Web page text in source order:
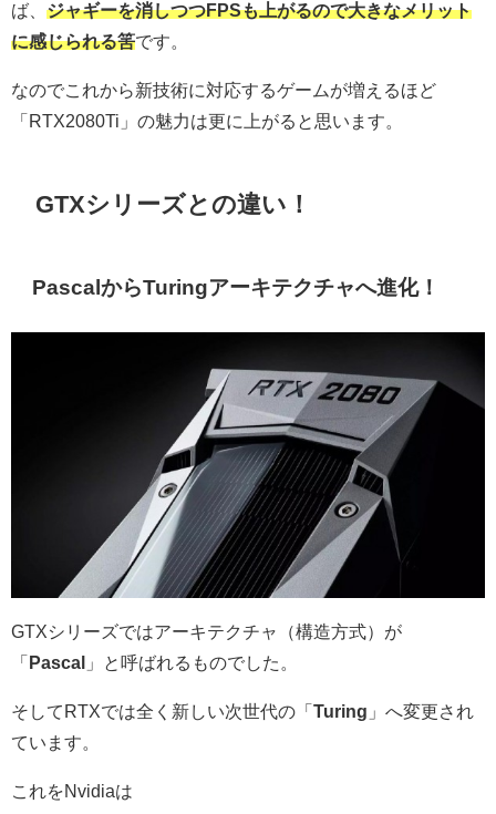
ば、 ジャギーを消しつつFPSも上がるので大きなメリット
に感じられる筈です。
なのでこれから新技術に対応するゲームが増えるほど
「RTX2080Ti」の魅力は更に上がると思います。
GTXシリーズとの違い！
PascalからTuringアーキテクチャへ進化！
GTXシリーズではアーキテクチャ（構造方式）が
「 Pascal 」と呼ばれるものでした。
そしてRTXでは全く新しい次世代の「 Turing 」へ変更され
ています。
これをNvidiaは